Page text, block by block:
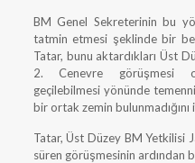
BM Genel Sekreterinin bu
tatmin etmesi şeklinde bir
Tatar, bunu aktardıkları Üst
2. Cenevre görüşmesi
geçilebilmesi yönünde
bir ortak zemin
Tatar, Üst Düzey BM Yetkilisi
süren görüşmesinin ardından